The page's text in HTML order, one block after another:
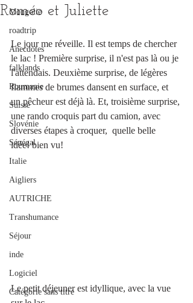
Mongolie
roadtrip
Anecdotes
falklands
Roumanie
Suisse
Slovénie
Sénégal
Italie
Aigliers
AUTRICHE
Transhumance
Séjour
inde
Logiciel
Catégorie sans titre
Roméo et Juliette
Le jour me réveille. Il est temps de chercher
le lac ! Première surprise, il n'est pas là ou je
l'attendais. Deuxième surprise, de légères
flammes de brumes dansent en surface, et
un pêcheur est déjà là. Et, troisième surprise,
une rando croquis part du camion, avec
diverses étapes à croquer,  quelle belle
idée! bien vu!
Le petit déjeuner est idyllique, avec la vue